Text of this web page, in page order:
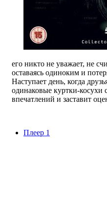
его никто не уважает, не
оставаясь одиноким и
Наступает день, когда
одинаковые куртки-косухи
впечатлений и заставит
Плеер 1